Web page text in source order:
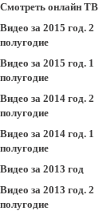
Смотреть онлайн ТВ
Видео за 2015 год. 2
полугодие
Видео за 2015 год. 1
полугодие
Видео за 2014 год. 2
полугодие
Видео за 2014 год. 1
полугодие
Видео за 2013 год
Видео за 2013 год. 2
полугодие